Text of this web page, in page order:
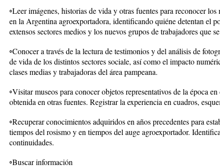
◦Leer imágenes, historias de vida y otras fuentes para reconocer
en la Argentina agroexportadora, identificando quiéne detentan el
extensos sectores medios y los nuevos grupos de trabajadores que
◦Conocer a través de la lectura de testimonios y del análisis de
de vida de los distintos sectores sociale, así como el impacto
clases medias y trabajadoras del área pampeana.
◦Visitar museos para conocer objetos representativos de la época
obtenida en otras fuentes. Registrar la experiencia en cuadros,
◦Recuperar conocimientos adquiridos en años precedentes para
tiempos del rosismo y en tiempos del auge agroexportador.
continuidades.
◦Buscar información